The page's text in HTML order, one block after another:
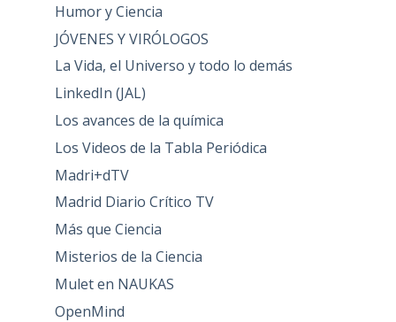
Humor y Ciencia
JÓVENES Y VIRÓLOGOS
La Vida, el Universo y todo lo demás
LinkedIn (JAL)
Los avances de la química
Los Videos de la Tabla Periódica
Madri+dTV
Madrid Diario Crítico TV
Más que Ciencia
Misterios de la Ciencia
Mulet en NAUKAS
OpenMind